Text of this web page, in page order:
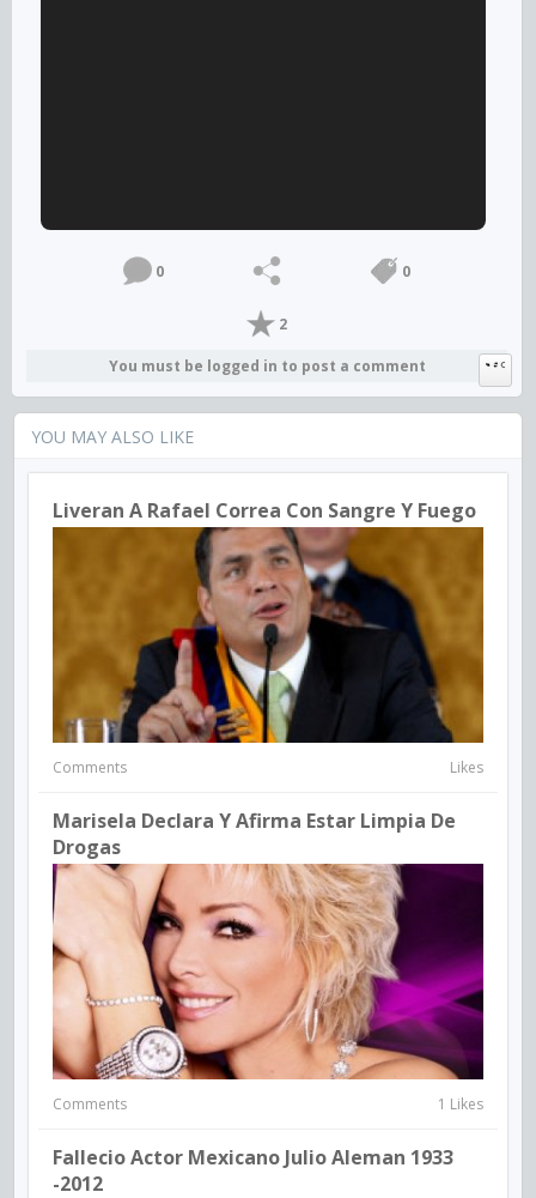
0 0
2
You must be logged in to post a comment
YOU MAY ALSO LIKE
Liveran A Rafael Correa Con Sangre Y Fuego
Comments Likes
Marisela Declara Y Afirma Estar Limpia De
Drogas
Comments 1 Likes
Fallecio Actor Mexicano Julio Aleman 1933
-2012